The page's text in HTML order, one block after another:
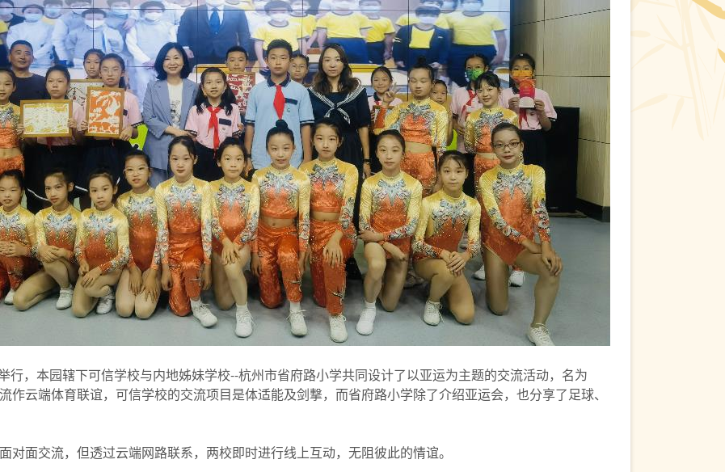
行，本园辖下可信学校与内地姊妹学校--杭州市省府路小学共同设计了以亚运为主题的交流活动，名为
作云端体育联谊，可信学校的交流项目是体适能及剑撃，而省府路小学除了介绍亚运会，也分享了足球、
对面交流，但透过云端网路联系，两校即时进行线上互动，无阻彼此的情谊。